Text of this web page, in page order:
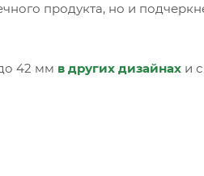
продукта, но и
42 мм в других дизайнах и